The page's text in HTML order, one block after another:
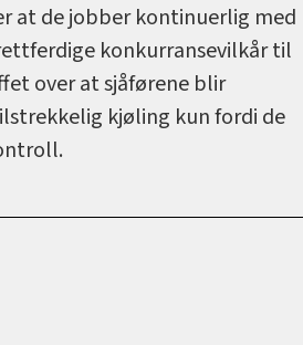
at de jobber kontinuerlig med
konkurransevilkår til
over at sjåførene blir
kjøling kun fordi de